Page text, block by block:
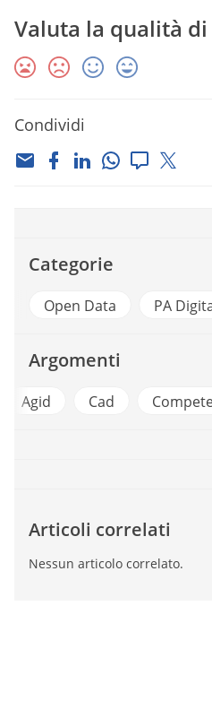
Valuta la qualità
Condividi
Categorie
Open Data PA
Argomenti
Cad Competenze
Articoli correlati
Nessun articolo correlato.